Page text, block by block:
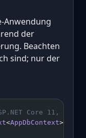
Anwendung
der
Beachten
sind; nur der
Core 11, EF
<AppDbContext>(